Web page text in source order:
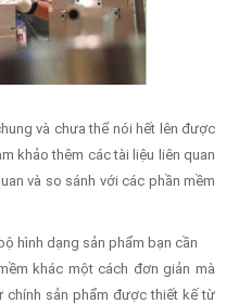
và chưa thể nói hết lên được
khảo thêm các tài liệu liên quan
và so sánh với các phần mềm
hình dạng sản phẩm bạn cần
khác một cách đơn giản mà
chính sản phẩm được thiết kế từ